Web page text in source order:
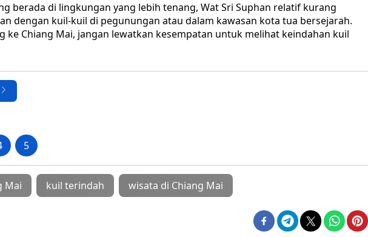
berada di lingkungan yang lebih tenang, Wat Sri Suphan relatif kurang
dengan kuil-kuil di pegunungan atau dalam kawasan kota tua bersejarah.
ke Chiang Mai, jangan lewatkan kesempatan untuk melihat keindahan kuil
5
Mai kuil terindah wisata di Chiang Mai